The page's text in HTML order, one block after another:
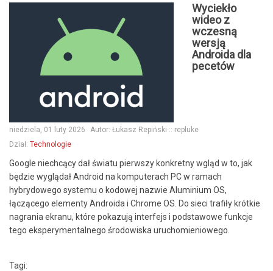
Wyciekło
wideo z
wczesną
wersją
Androida dla
pecetów
niedziela, 01 luty 2026 Autor: Łukasz Repiński :: repluke
Dział: Technologie
Google niechcący dał światu pierwszy konkretny wgląd w to, jak
będzie wyglądał Android na komputerach PC w ramach
hybrydowego systemu o kodowej nazwie Aluminium OS,
łączącego elementy Androida i Chrome OS. Do sieci trafiły krótkie
nagrania ekranu, które pokazują interfejs i podstawowe funkcje
tego eksperymentalnego środowiska uruchomieniowego.
Tagi: